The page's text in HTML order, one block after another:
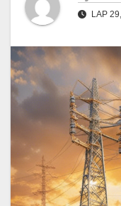
LAP